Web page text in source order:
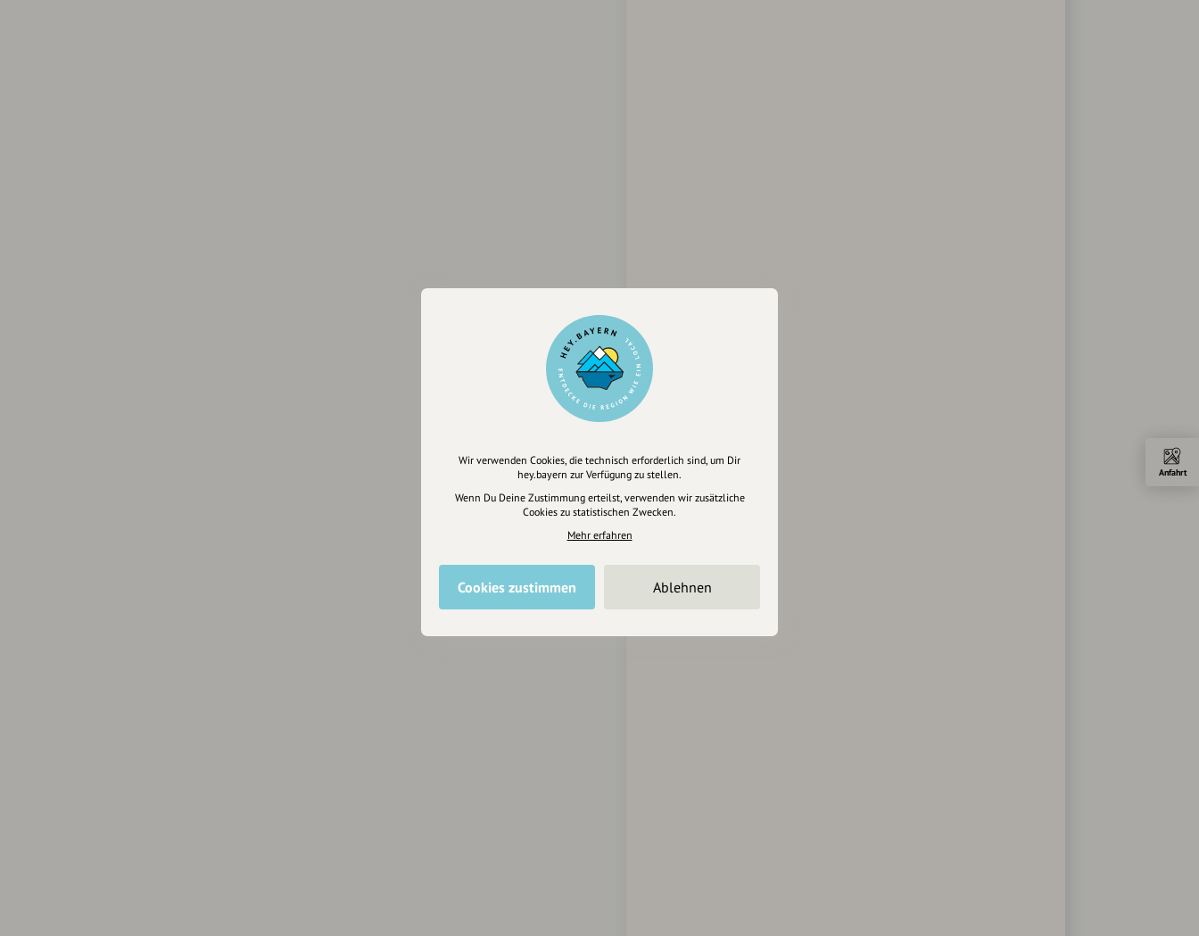
Anfahrt
Wir verwenden Cookies, die technisch erforderlich sind, um Dir
hey.bayern zur Verfügung zu stellen.
Wenn Du Deine Zustimmung erteilst, verwenden wir zusätzliche
Cookies zu statistischen Zwecken.
Mehr erfahren
Cookies zustimmen Ablehnen